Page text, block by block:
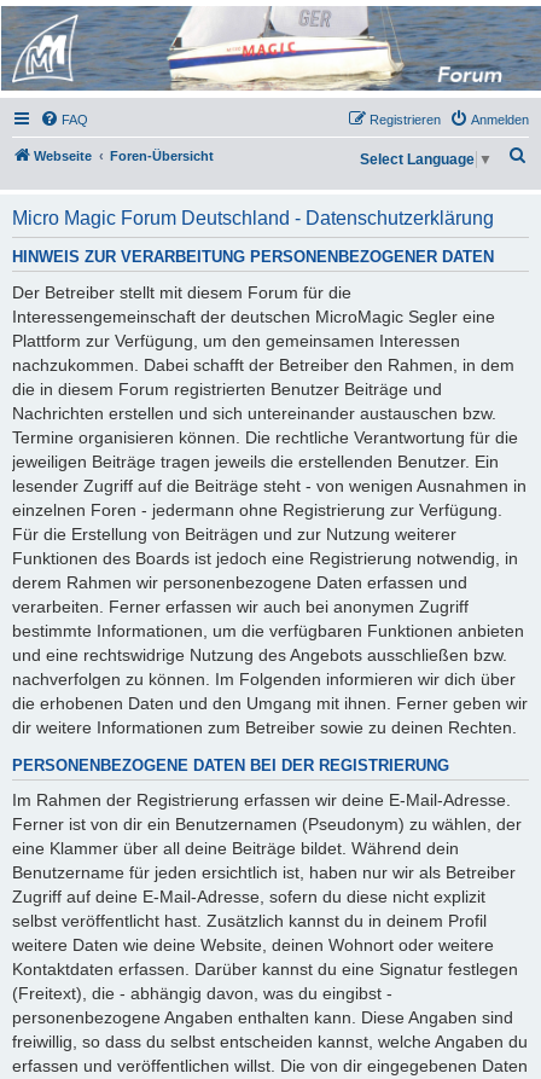
Micro Magic Forum
Deutschland
FAQ Anmelden
Registrieren
Webseite Foren-Übersicht
h
e
Select Language ▼
Micro Magic Forum Deutschland - Datenschutzerklärung
HINWEIS ZUR VERARBEITUNG PERSONENBEZOGENER DATEN
Der Betreiber stellt mit diesem Forum für die
Interessengemeinschaft der deutschen MicroMagic Segler eine
Plattform zur Verfügung, um den gemeinsamen Interessen
nachzukommen. Dabei schafft der Betreiber den Rahmen, in dem
die in diesem Forum registrierten Benutzer Beiträge und
Nachrichten erstellen und sich untereinander austauschen bzw.
Termine organisieren können. Die rechtliche Verantwortung für die
jeweiligen Beiträge tragen jeweils die erstellenden Benutzer. Ein
lesender Zugriff auf die Beiträge steht - von wenigen Ausnahmen in
einzelnen Foren - jedermann ohne Registrierung zur Verfügung.
Für die Erstellung von Beiträgen und zur Nutzung weiterer
Funktionen des Boards ist jedoch eine Registrierung notwendig, in
derem Rahmen wir personenbezogene Daten erfassen und
verarbeiten. Ferner erfassen wir auch bei anonymen Zugriff
bestimmte Informationen, um die verfügbaren Funktionen anbieten
und eine rechtswidrige Nutzung des Angebots ausschließen bzw.
nachverfolgen zu können. Im Folgenden informieren wir dich über
die erhobenen Daten und den Umgang mit ihnen. Ferner geben wir
dir weitere Informationen zum Betreiber sowie zu deinen Rechten.
PERSONENBEZOGENE DATEN BEI DER REGISTRIERUNG
Im Rahmen der Registrierung erfassen wir deine E-Mail-Adresse.
Ferner ist von dir ein Benutzernamen (Pseudonym) zu wählen, der
eine Klammer über all deine Beiträge bildet. Während dein
Benutzername für jeden ersichtlich ist, haben nur wir als Betreiber
Zugriff auf deine E-Mail-Adresse, sofern du diese nicht explizit
selbst veröffentlicht hast. Zusätzlich kannst du in deinem Profil
weitere Daten wie deine Website, deinen Wohnort oder weitere
Kontaktdaten erfassen. Darüber kannst du eine Signatur festlegen
(Freitext), die - abhängig davon, was du eingibst -
personenbezogene Angaben enthalten kann. Diese Angaben sind
freiwillig, so dass du selbst entscheiden kannst, welche Angaben du
erfassen und veröffentlichen willst. Die von dir eingegebenen Daten